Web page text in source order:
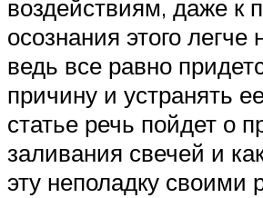
воздействиям, даже к
осознания этого легче
ведь все равно
причину и устранять
статье речь пойдет о
заливания свечей и
эту неполадку своими